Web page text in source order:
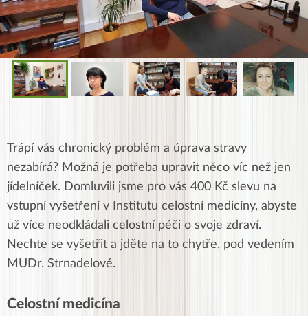
Trápí vás chronický problém a úprava stravy
nezabírá? Možná je potřeba upravit něco víc než jen
jídelníček. Domluvili jsme pro vás 400 Kč slevu na
vstupní vyšetření v Institutu celostní medicíny, abyste
už více neodkládali celostní péči o svoje zdraví.
Nechte se vyšetřit a jděte na to chytře, pod vedením
MUDr. Strnadelové.
Celostní medicína